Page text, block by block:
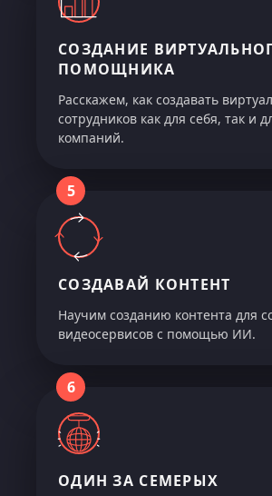
СОЗДАНИЕ
ПОМОЩНИКА
Расскажем, как создавать
сотрудников как для себя, так и
компаний.
5
СОЗДАВАЙ КОНТЕНТ
Научим созданию контента для
видеосервисов с помощью ИИ.
6
ОДИН ЗА СЕМЕРЫХ